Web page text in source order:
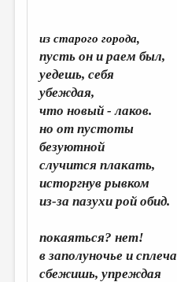
КОНКУРСЫ
ДЕТСКАЯ КОМНАТА
КНИЖНАЯ ПОЛКА
ОБЗОР ЛИТЕРАТУРЫ
СТРАНИЦЫ ПАМЯТИ
ОБЪЯВЛЕНИЯ
РЕДКОЛЛЕГИЯ
ОТ РЕДАКЦИИ
из старого города,
пусть он и раем был,
уедешь, себя
убеждая,
что новый - лаков.
но от пустоты
безуютной
случится плакать,
исторгнув рывком
из-за пазухи рой обид.
покаяться? нет!
в заполуночье и сплеча
сбежишь, упреждая